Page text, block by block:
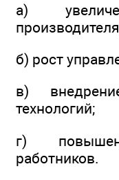
а)
б) рост
в)
технологий;
г)
работников.